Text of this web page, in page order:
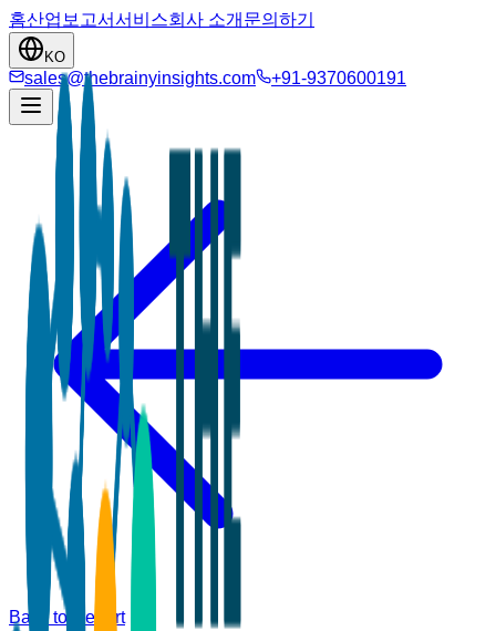
홈산업 보고서서비스회사 소개 문의하기
KO
sales@thebrainyinsights.com +91-9370600191
Back to Report